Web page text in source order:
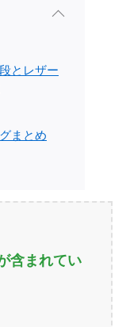
とレザー
まとめ
含まれてい